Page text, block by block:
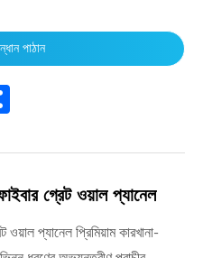
পাঠান
গ্রেট ওয়াল প্যানেল
প্যানেল প্রিমিয়াম কারখানা-